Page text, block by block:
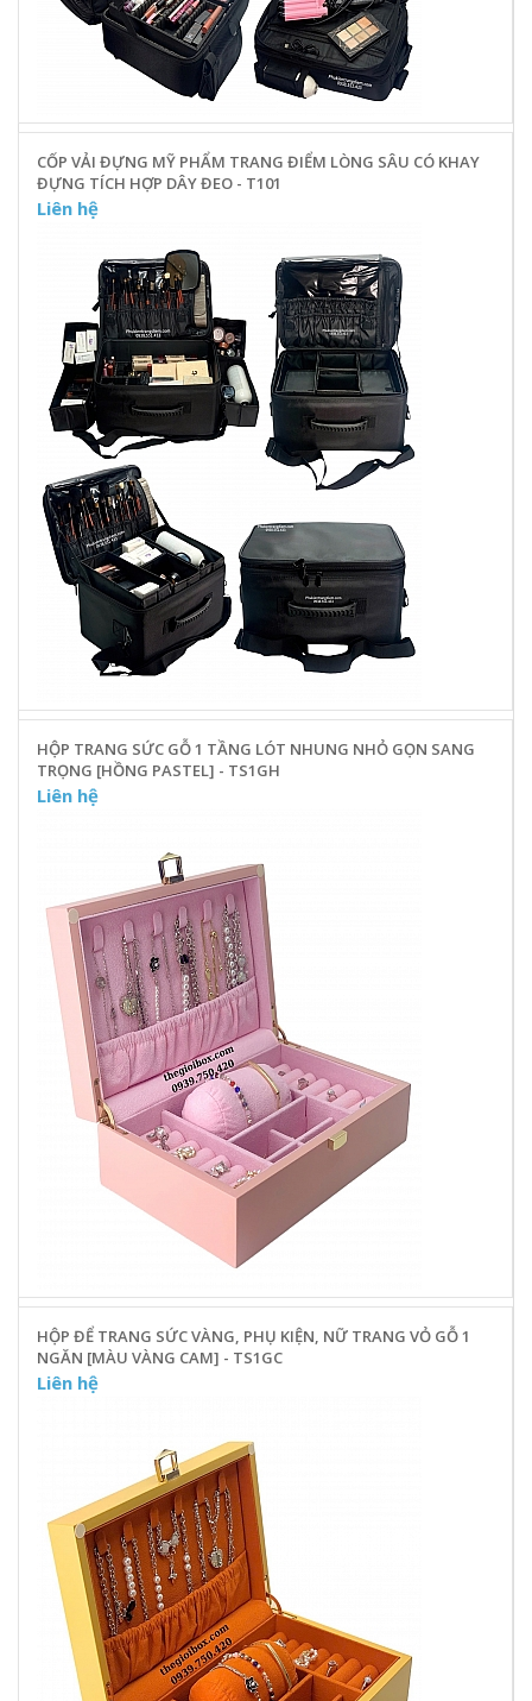
CỐP VẢI ĐỰNG MỸ PHẨM TRANG ĐIỂM LÒNG SÂU CÓ KHAY
ĐỰNG TÍCH HỢP DÂY ĐEO - T101
Liên hệ
HỘP TRANG SỨC GỖ 1 TẦNG LÓT NHUNG NHỎ GỌN SANG
TRỌNG [HỒNG PASTEL] - TS1GH
Liên hệ
HỘP ĐỂ TRANG SỨC VÀNG, PHỤ KIỆN, NỮ TRANG VỎ GỖ 1
NGĂN [MÀU VÀNG CAM] - TS1GC
Liên hệ